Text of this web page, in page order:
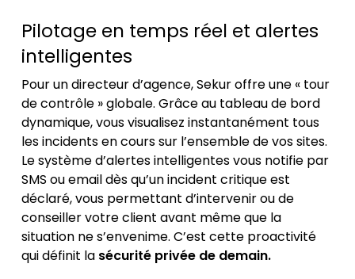
Pilotage en temps réel et alertes
intelligentes
Pour un directeur d’agence, Sekur offre une « tour
de contrôle » globale. Grâce au tableau de bord
dynamique, vous visualisez instantanément tous
les incidents en cours sur l’ensemble de vos sites.
Le système d’alertes intelligentes vous notifie par
SMS ou email dès qu’un incident critique est
déclaré, vous permettant d’intervenir ou de
conseiller votre client avant même que la
situation ne s’envenime. C’est cette proactivité
qui définit la sécurité privée de demain.